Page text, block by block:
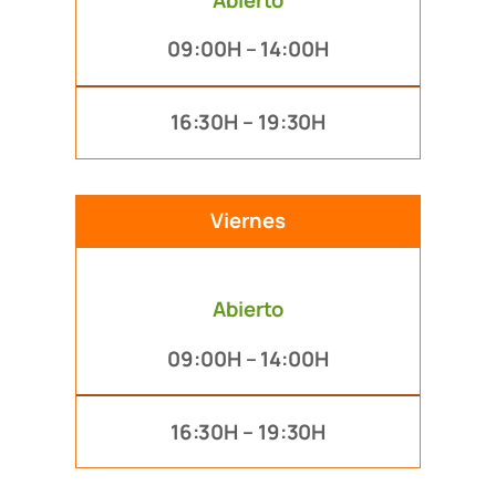
09:00H – 14:00H
16:30H – 19:30H
Viernes
Abierto
09:00H – 14:00H
16:30H – 19:30H